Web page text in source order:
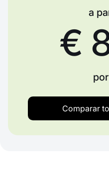
a
€
Comparar